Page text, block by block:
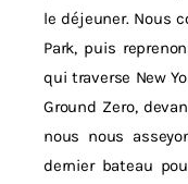
le déjeuner. Nous
Park, puis
qui traverse New
Ground Zero,
nous nous
dernier bateau